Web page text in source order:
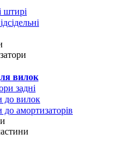
штирі
вилок
задні
до вилок
до амортизаторів